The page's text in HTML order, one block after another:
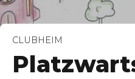
CLUBHEIM